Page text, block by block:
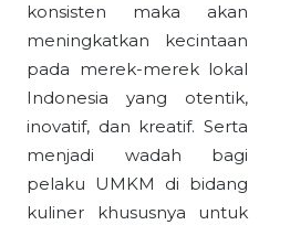
konsisten maka akan
meningkatkan kecintaan
pada merek-merek lokal
Indonesia yang otentik,
inovatif, dan kreatif. Serta
menjadi wadah bagi
pelaku UMKM di bidang
kuliner khususnya untuk